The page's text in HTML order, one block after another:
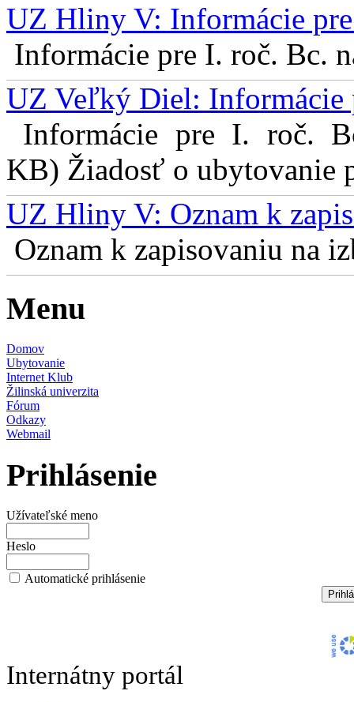
UZ Hliny V: Informácie
Informácie pre I. roč. Bc.
UZ Veľký Diel: Informácie
Informácie pre I. roč.
KB) Žiadosť o ubytovanie
UZ Hliny V: Oznam k
Oznam k zapisovaniu na
Menu
Domov
Ubytovanie
Internet Klub
Žilinská univerzita
Fórum
Odkazy
Webmail
Prihlásenie
Užívateľské meno
Heslo
Automatické prihlásenie
Internátny portál